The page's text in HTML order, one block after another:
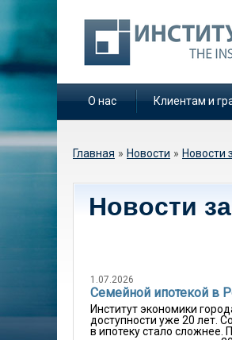
О нас Клиентам и
Вы здесь
Главная » Новости » Новости
Новости
1.07.2026
Семейной ипотекой в
Институт экономики
доступности уже 20 лет.
в ипотеку стало